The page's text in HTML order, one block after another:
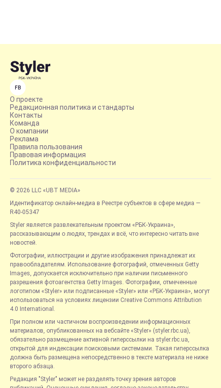
FB
О проекте
Редакционная политика и стандарты
Контакты
Команда
О компании
Реклама
Правила пользования
Правовая информация
Политика конфиденциальности
© 2026 LLC «UBT MEDIA»
Идентификатор онлайн-медиа в Реестре субъектов в сфере медиа —
R40-05347
Styler является развлекательным проектом «РБК-Украина»,
рассказывающим о людях, трендах и всё, что интересно читать вне
новостей.
Фотографии, иллюстрации и другие изображения принадлежат их
правообладателям. Использование фотографий, отмеченных Getty
Images, допускается исключительно при наличии письменного
разрешения фотоагентства Getty Images. Фотографии, отмеченные
логотипом «Styler» или подписанные «Styler» или «РБК-Украина», могут
использоваться на условиях лицензии Creative Commons Attribution
4.0 International.
При полном или частичном воспроизведении информационных
материалов, опубликованных на вебсайте «Styler» (styler.rbc.ua),
обязательно размещение активной гиперссылки на styler.rbc.ua,
открытой для индексации поисковыми системами. Такая гиперссылка
должна быть размещена непосредственно в тексте материала не ниже
второго абзаца.
Редакция "Styler" может не разделять точку зрения авторов